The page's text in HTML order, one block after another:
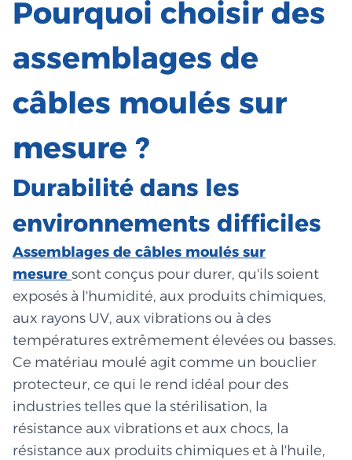
Pourquoi choisir des
assemblages de
câbles moulés sur
mesure ?
Durabilité dans les
environnements difficiles
Assemblages de câbles moulés sur
mesure sont conçus pour durer, qu'ils soient
exposés à l'humidité, aux produits chimiques,
aux rayons UV, aux vibrations ou à des
températures extrêmement élevées ou basses.
Ce matériau moulé agit comme un bouclier
protecteur, ce qui le rend idéal pour des
industries telles que la stérilisation, la
résistance aux vibrations et aux chocs, la
résistance aux produits chimiques et à l'huile,